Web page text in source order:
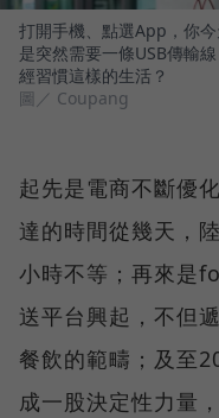
打開手機、點選App，你
是突然需要一條USB傳輸
經習慣這樣的生活？
圖／ Coupang
起先是電商不斷優
達的時間從幾天，
小時不等；再來是
送平台興起，不但
餐飲的範疇；及至
成一股決定性力量